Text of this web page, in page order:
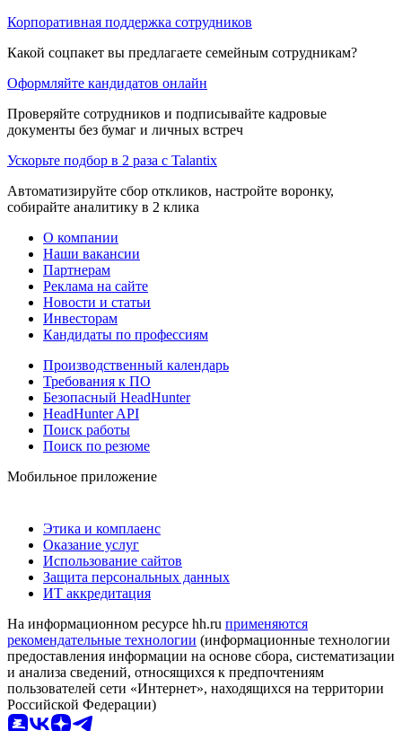
Корпоративная поддержка сотрудников
Какой соцпакет вы предлагаете семейным сотрудникам?
Оформляйте кандидатов онлайн
Проверяйте сотрудников и подписывайте кадровые
документы без бумаг и личных встреч
Ускорьте подбор в 2 раза с Talantix
Автоматизируйте сбор откликов, настройте воронку,
собирайте аналитику в 2 клика
О компании
Наши вакансии
Партнерам
Реклама на сайте
Новости и статьи
Инвесторам
Кандидаты по профессиям
Производственный календарь
Требования к ПО
Безопасный HeadHunter
HeadHunter API
Поиск работы
Поиск по резюме
Мобильное приложение
Этика и комплаенс
Оказание услуг
Использование сайтов
Защита персональных данных
ИТ аккредитация
На информационном ресурсе hh.ru применяются
рекомендательные технологии (информационные технологии
предоставления информации на основе сбора, систематизации
и анализа сведений, относящихся к предпочтениям
пользователей сети «Интернет», находящихся на территории
Российской Федерации)